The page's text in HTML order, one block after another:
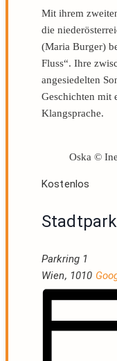
Mit ihrem
die
(Maria Burger)
Fluss“. Ihre
angesiedelten
Geschichten mit
Klangsprache.
Oska ©
Kostenlos
Stadtpark
Parkring 1
Wien, 1010